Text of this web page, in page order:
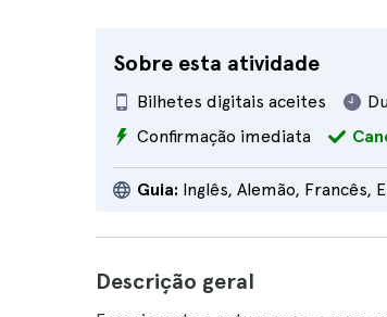
Sobre esta atividade
Bilhetes digitais aceites
Confirmação imediata
Guia: Inglês, Alemão, Francês,
Descrição geral